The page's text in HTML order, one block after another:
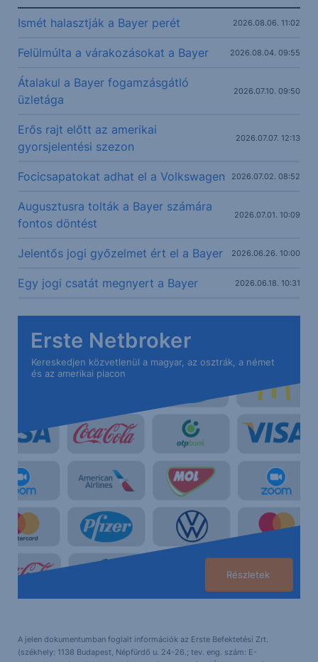
Ismét halasztják a Bayer perét 2026.08.06. 11:02
Felülmúlta a várakozásokat a Bayer 2026.08.04. 09:55
Átalakul a Bayer fogamzásgátló
üzletága
2026.07.10. 09:50
Erős rajt előtt az amerikai
gyorsjelentési szezon
2026.07.07. 12:13
Focicsapatokat adhat el a Volkswagen 2026.07.02. 08:52
Augusztusra tolták a Bayer számára
fontos döntést
2026.07.01. 10:09
Jelentős jogi győzelmet ért el a Bayer 2026.06.26. 10:00
Egy jogi csatát megnyert a Bayer 2026.06.18. 10:31
Erste Netbroker
Kereskedjen közvetlenül a magyar, az osztrák, a német
és az amerikai piacon
Részletek
A jelen dokumentumban foglalt információk az Erste Befektetési Zrt.
(székhely: 1138 Budapest, Népfürdő u. 24-26.; tev. eng. szám: E-